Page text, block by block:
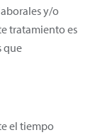
y/o
tratamiento es
que
el tiempo